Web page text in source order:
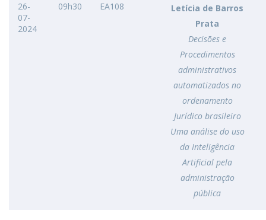
26-
07-
2024
09h30 EA108
Letícia de Barros
Prata
Decisões e
Procedimentos
administrativos
automatizados no
ordenamento
Jurídico brasileiro
Uma análise do uso
da Inteligência
Artificial pela
administração
pública